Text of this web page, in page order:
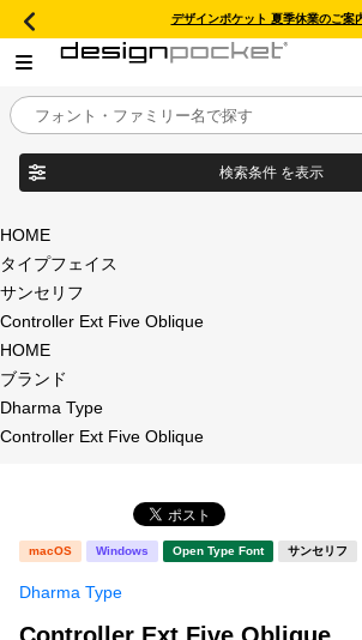
デザインポケット 夏季休業のご案
目的別フォントガイド
特集
年間ライセンス商品
新着一覧
検索条件 を表示
商品名
タイプフェイス
明朝体
角
HOME
タイプフェイス
サンセリフ
Controller Ext Five Oblique
HOME
ブランド
Dharma Type
Controller Ext Five Oblique
macOS Windows Open Type Font サンセリフ
Dharma Type
Controller Ext Five Oblique